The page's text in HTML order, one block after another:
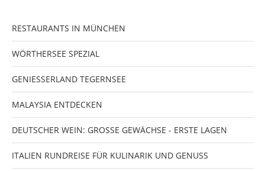
RESTAURANTS IN MÜNCHEN
WÖRTHERSEE SPEZIAL
GENIESSERLAND TEGERNSEE
MALAYSIA ENTDECKEN
DEUTSCHER WEIN: GROSSE GEWÄCHSE - ERSTE LAGEN
ITALIEN RUNDREISE FÜR KULINARIK UND GENUSS